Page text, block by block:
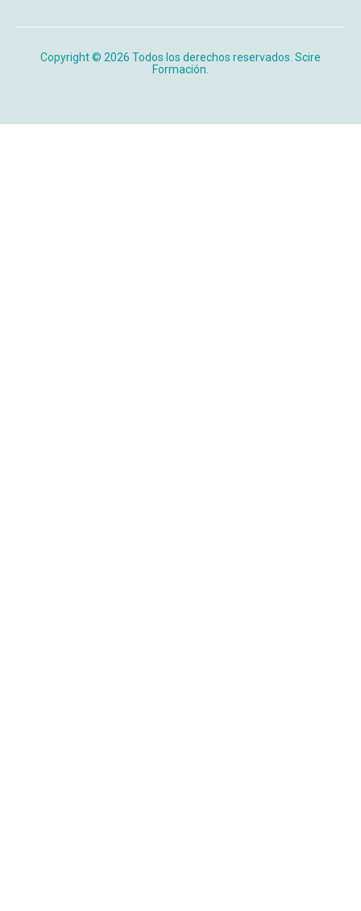
Copyright © 2026 Todos los derechos reservados. Scire
Formación.